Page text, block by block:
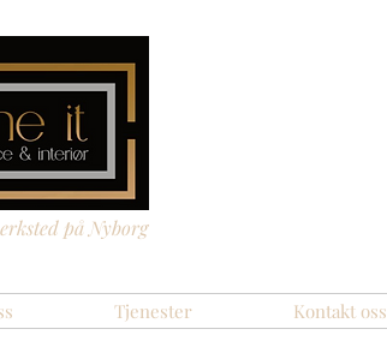
på Nyborg
Tjenester Kontakt oss